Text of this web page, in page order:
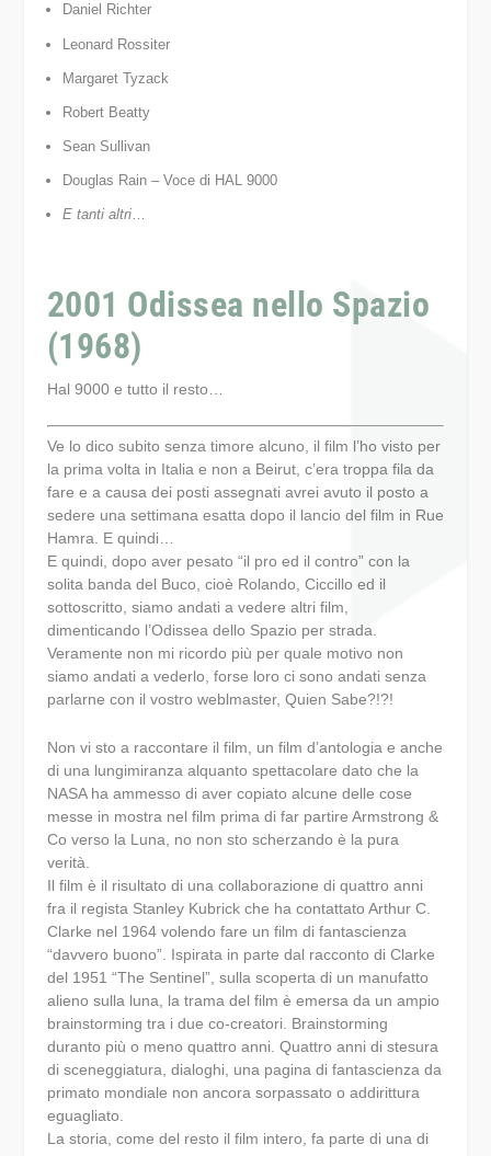
Daniel Richter
Leonard Rossiter
Margaret Tyzack
Robert Beatty
Sean Sullivan
Douglas Rain – Voce di HAL 9000
E tanti altri
2001 Odissea nello Spazio
(1968)
Hal 9000 e tutto il resto…
Ve lo dico subito senza timore alcuno, il film l’ho visto per
la prima volta in Italia e non a Beirut, c’era troppa fila da
fare e a causa dei posti assegnati avrei avuto il posto a
sedere una settimana esatta dopo il lancio del film in Rue
Hamra. E quindi…
E quindi, dopo aver pesato “il pro ed il contro” con la
solita banda del Buco, cioè Rolando, Ciccillo ed il
sottoscritto, siamo andati a vedere altri film,
dimenticando l’Odissea dello Spazio per strada.
Veramente non mi ricordo più per quale motivo non
siamo andati a vederlo, forse loro ci sono andati senza
parlarne con il vostro weblmaster, Quien Sabe?!?!
Non vi sto a raccontare il film, un film d’antologia e anche
di una lungimiranza alquanto spettacolare dato che la
NASA ha ammesso di aver copiato alcune delle cose
messe in mostra nel film prima di far partire Armstrong &
Co verso la Luna, no non sto scherzando è la pura
verità.
Il film è il risultato di una collaborazione di quattro anni
fra il regista Stanley Kubrick che ha contattato Arthur C.
Clarke nel 1964 volendo fare un film di fantascienza
“davvero buono”. Ispirata in parte dal racconto di Clarke
del 1951 “The Sentinel”, sulla scoperta di un manufatto
alieno sulla luna, la trama del film è emersa da un ampio
brainstorming tra i due co-creatori. Brainstorming
duranto più o meno quattro anni. Quattro anni di stesura
di sceneggiatura, dialoghi, una pagina di fantascienza da
primato mondiale non ancora sorpassato o addirittura
eguagliato.
La storia, come del resto il film intero, fa parte di una di